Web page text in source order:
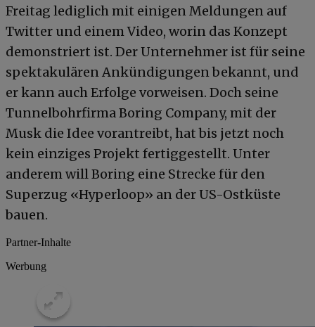
Freitag lediglich mit einigen Meldungen auf
Twitter und einem Video, worin das Konzept
demonstriert ist. Der Unternehmer ist für seine
spektakulären Ankündigungen bekannt, und
er kann auch Erfolge vorweisen. Doch seine
Tunnelbohrfirma Boring Company, mit der
Musk die Idee vorantreibt, hat bis jetzt noch
kein einziges Projekt fertiggestellt. Unter
anderem will Boring eine Strecke für den
Superzug «Hyperloop» an der US-Ostküste
bauen.
Partner-Inhalte
Werbung